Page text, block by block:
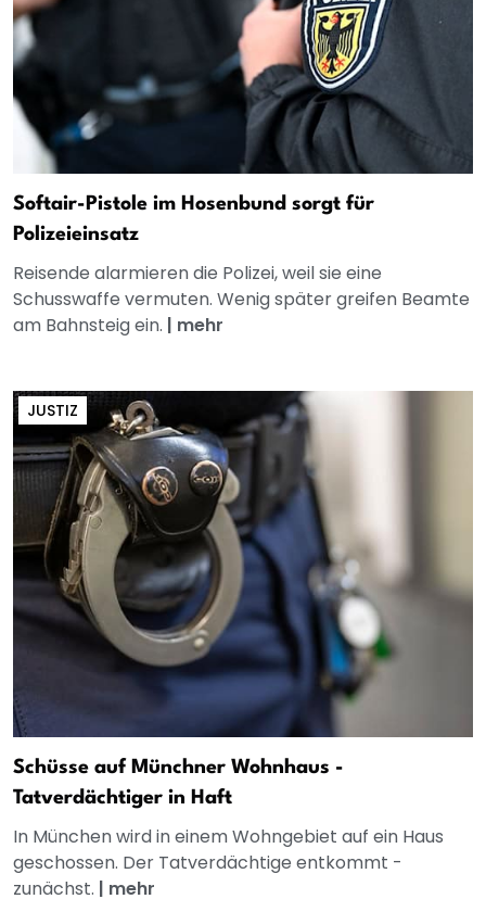
Softair-Pistole im Hosenbund sorgt für
Polizeieinsatz
Reisende alarmieren die Polizei, weil sie eine
Schusswaffe vermuten. Wenig später greifen Beamte
am Bahnsteig ein. | mehr
JUSTIZ
Schüsse auf Münchner Wohnhaus -
Tatverdächtiger in Haft
In München wird in einem Wohngebiet auf ein Haus
geschossen. Der Tatverdächtige entkommt -
zunächst. | mehr